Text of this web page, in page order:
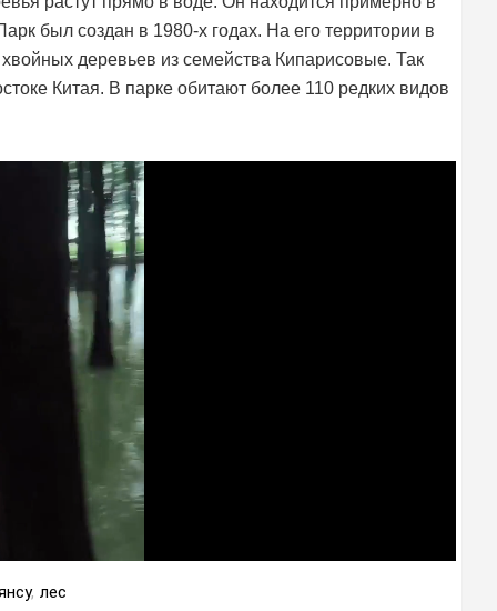
был создан в 1980-х годах. На его территории в
деревьев из семейства Кипарисовые. Так
Китая. В парке обитают более 110 редких видов
, лес